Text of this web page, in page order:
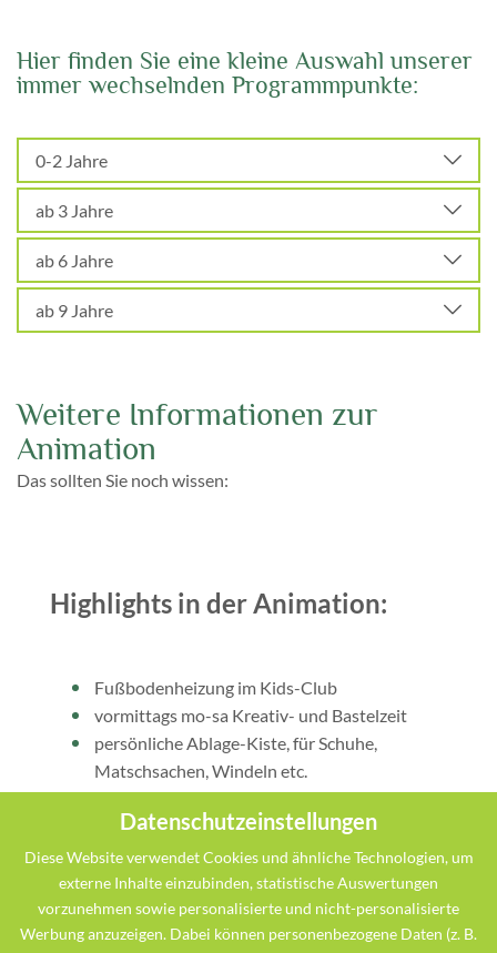
Datenschutzeinstellungen
Diese Website verwendet Cookies und ähnliche Technologien, um
externe Inhalte einzubinden, statistische Auswertungen
vorzunehmen sowie personalisierte und nicht-personalisierte
Werbung anzuzeigen. Dabei können personenbezogene Daten (z. B.
Hier finden Sie eine kleine Auswahl unserer
immer wechselnden Programmpunkte:
0-2 Jahre
ab 3 Jahre
ab 6 Jahre
ab 9 Jahre
Weitere Informationen zur
Animation
Das sollten Sie noch wissen:
Highlights in der Animation:
Fußbodenheizung im Kids-Club
vormittags mo-sa Kreativ- und Bastelzeit
persönliche Ablage-Kiste, für Schuhe,
Matschsachen, Windeln etc.
Immer offen - Unser Jederzeitraum:
Kleine Küche (mit Mikrowelle, Kühlschrank)